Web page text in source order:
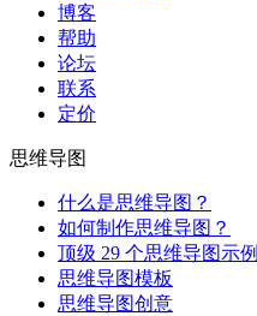
博客
帮助
论坛
联系
定价
思维导图
什么是思维导图？
如何制作思维导图？
顶级 29 个思维导图示例
思维导图模板
思维导图创意